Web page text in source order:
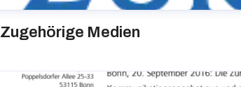
Zugehörige Medien